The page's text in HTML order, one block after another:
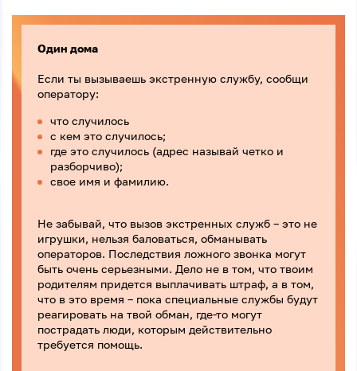
Один дома
Если ты вызываешь экстренную службу, сообщи
оператору:
что случилось
с кем это случилось;
где это случилось (адрес называй четко и
разборчиво);
свое имя и фамилию.
Не забывай, что вызов экстренных служб – это не
игрушки, нельзя баловаться, обманывать
операторов. Последствия ложного звонка могут
быть очень серьезными. Дело не в том, что твоим
родителям придется выплачивать штраф, а в том,
что в это время – пока специальные службы будут
реагировать на твой обман, где-то могут
пострадать люди, которым действительно
требуется помощь.